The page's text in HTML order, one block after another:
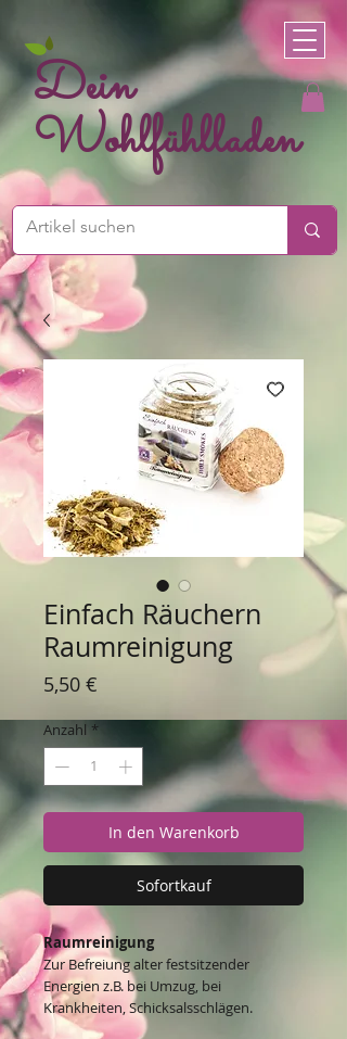
Dein
Wohlfühlladen
Einfach Räuchern
Raumreinigung
5,50 €
Anzahl *
In den Warenkorb
Sofortkauf
Raumreinigung
Zur Befreiung alter festsitzender
Energien z.B. bei Umzug, bei
Krankheiten, Schicksalsschlägen.